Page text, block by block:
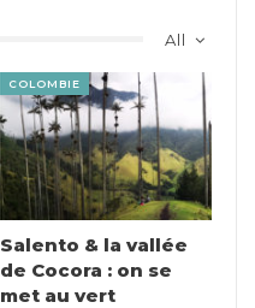
All
COLOMBIE
Salento & la vallée
de Cocora : on se
met au vert